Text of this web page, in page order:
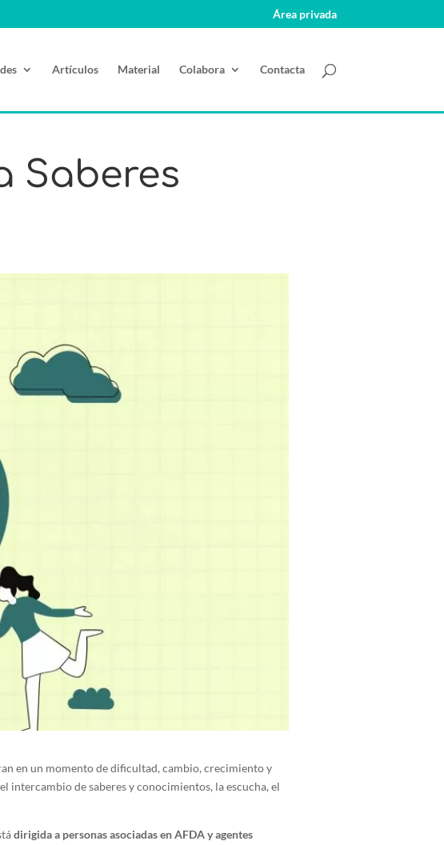
Área privada
Artículos Material Colabora Contacta
Saberes
en un momento de dificultad, cambio, crecimiento y
intercambio de saberes y conocimientos, la escucha, el
dirigida a personas asociadas en AFDA y agentes